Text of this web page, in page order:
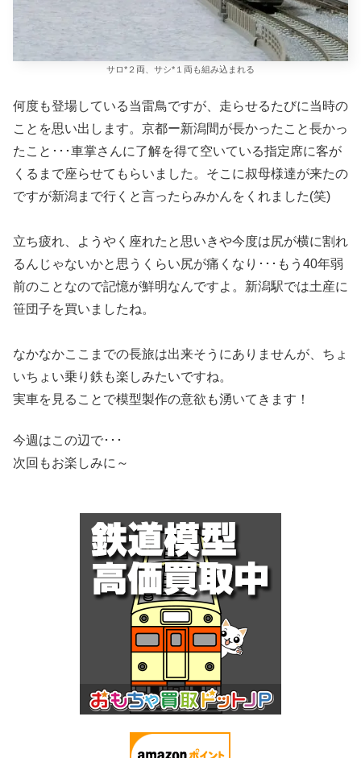
サロ*２両、サシ*１両も組み込まれる
何度も登場している当雷鳥ですが、走らせるたびに当時の
ことを思い出します。京都ー新潟間が長かったこと長かっ
たこと･･･車掌さんに了解を得て空いている指定席に客が
くるまで座らせてもらいました。そこに叔母様達が来たの
ですが新潟まで行くと言ったらみかんをくれました(笑)
立ち疲れ、ようやく座れたと思いきや今度は尻が横に割れ
るんじゃないかと思うくらい尻が痛くなり･･･もう40年弱
前のことなので記憶が鮮明なんですよ。新潟駅では土産に
笹団子を買いましたね。
なかなかここまでの長旅は出来そうにありませんが、ちょ
いちょい乗り鉄も楽しみたいですね。
実車を見ることで模型製作の意欲も湧いてきます！
今週はこの辺で･･･
次回もお楽しみに～